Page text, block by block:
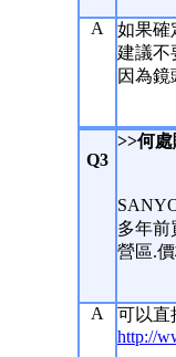
A
如果確
建議不
因為鏡
Q3
>>何
多年前
營區.
A
可以直
http://